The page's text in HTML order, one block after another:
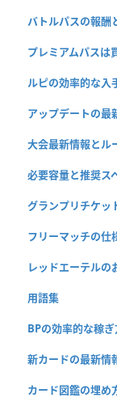
バトルパスの報酬
プレミアムパスは
ルピの効率的な入
アップデートの最
大会最新情報とル
必要容量と推奨ス
グランプリチケッ
フリーマッチの仕
レッドエーテルの
用語集
BPの効率的な稼
新カードの最新情
カード図鑑の埋め